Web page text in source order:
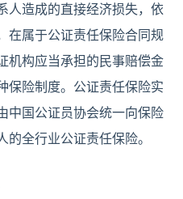
人造成的直接经济损失，依
在属于公证责任保险合同规
机构应当承担的民事赔偿金
保险制度。公证责任保险实
中国公证员协会统一向保险
全行业公证责任保险。